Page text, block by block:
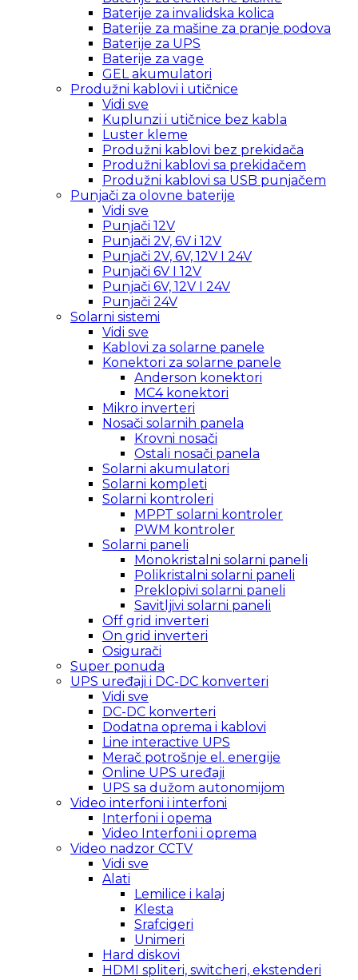
Baterije za invalidska kolica
Baterije za mašine za pranje podova
Baterije za UPS
Baterije za vage
GEL akumulatori
Produžni kablovi i utičnice
Vidi sve
Kuplunzi i utičnice bez kabla
Luster kleme
Produžni kablovi bez prekidača
Produžni kablovi sa prekidačem
Produžni kablovi sa USB punjačem
Punjači za olovne baterije
Vidi sve
Punjači 12V
Punjači 2V, 6V i 12V
Punjači 2V, 6V, 12V I 24V
Punjači 6V I 12V
Punjači 6V, 12V I 24V
Punjači 24V
Solarni sistemi
Vidi sve
Kablovi za solarne panele
Konektori za solarne panele
Anderson konektori
MC4 konektori
Mikro inverteri
Nosači solarnih panela
Krovni nosači
Ostali nosači panela
Solarni akumulatori
Solarni kompleti
Solarni kontroleri
MPPT solarni kontroler
PWM kontroler
Solarni paneli
Monokristalni solarni paneli
Polikristalni solarni paneli
Preklopivi solarni paneli
Savitljivi solarni paneli
Off grid inverteri
On grid inverteri
Osigurači
Super ponuda
UPS uređaji i DC-DC konverteri
Vidi sve
DC-DC konverteri
Dodatna oprema i kablovi
Line interactive UPS
Merač potrošnje el. energije
Online UPS uređaji
UPS sa dužom autonomijom
Video interfoni i interfoni
Interfoni i opema
Video Interfoni i oprema
Video nadzor CCTV
Vidi sve
Alati
Lemilice i kalaj
Klesta
Srafcigeri
Unimeri
Hard diskovi
HDMI spliteri, switcheri, ekstenderi